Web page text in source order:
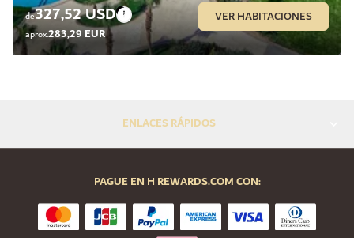
de327,52 USD
aprox.283,29 EUR
VER HABITACIONES
ENLACES RÁPIDOS
PAGUE EN H REWARDS.COM CON: